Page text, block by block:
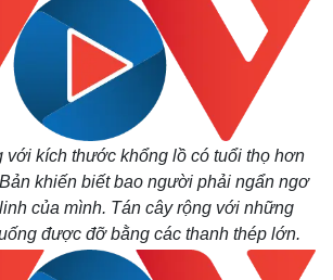
với kích thước khổng lồ có tuổi thọ hơn
khiến biết bao người phải ngẩn ngơ
của mình. Tán cây rộng với những
được đỡ bằng các thanh thép lớn.